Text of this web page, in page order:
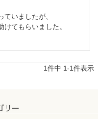
いましたが、
てもらいました。
1件中 1-1件表示